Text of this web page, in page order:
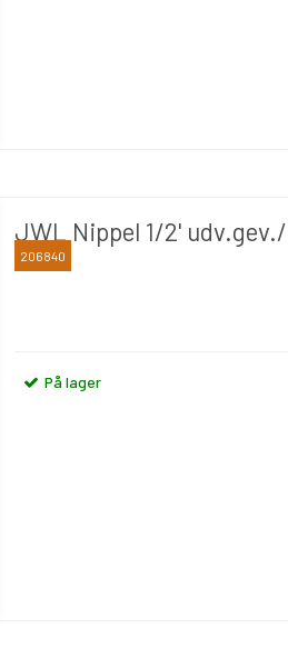
JWL Nippel 1/2'
JWL
206840
På lager